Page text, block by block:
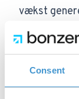
Consent
vækst
strategier i
optimering
dem, som